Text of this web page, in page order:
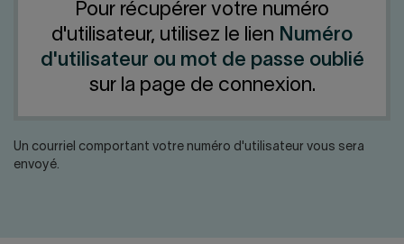
À propos
LIENS RAPIDES
Nous joindre
Pour récupérer votre numéro
d'utilisateur, utilisez le lien Numéro
d'utilisateur ou mot de passe oublié
sur la page de connexion.
Un courriel comportant votre numéro d'utilisateur vous sera
envoyé.